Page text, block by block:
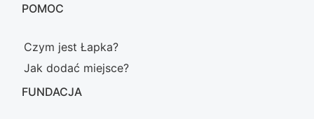
POMOC
Czym jest Łapka?
Jak dodać miejsce?
FUNDACJA